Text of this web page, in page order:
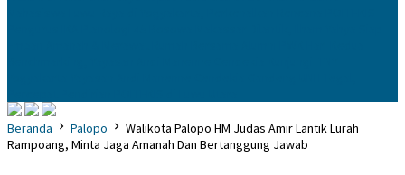
Beranda Palopo
Walikota Palopo HM Judas Amir Lantik Lurah
Rampoang, Minta Jaga Amanah Dan Bertanggung Jawab